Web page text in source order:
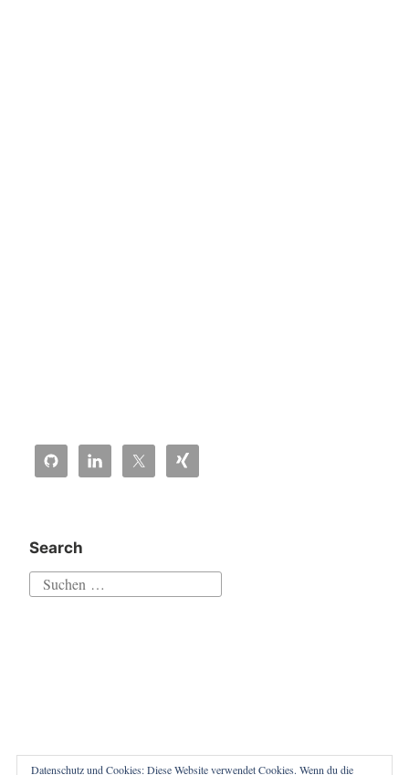
Search
Suchen
Datenschutz und Cookies: Diese Website verwendet Cookies. Wenn du die